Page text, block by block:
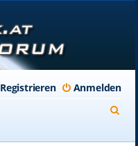
Anmelden
Registrieren